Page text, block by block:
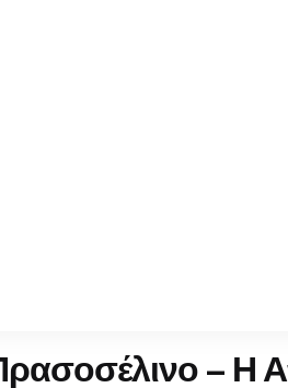
– Η